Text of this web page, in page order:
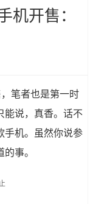
机开售：
笔者也是第一时
能说，真香。话不
手机。虽然你说参
事。